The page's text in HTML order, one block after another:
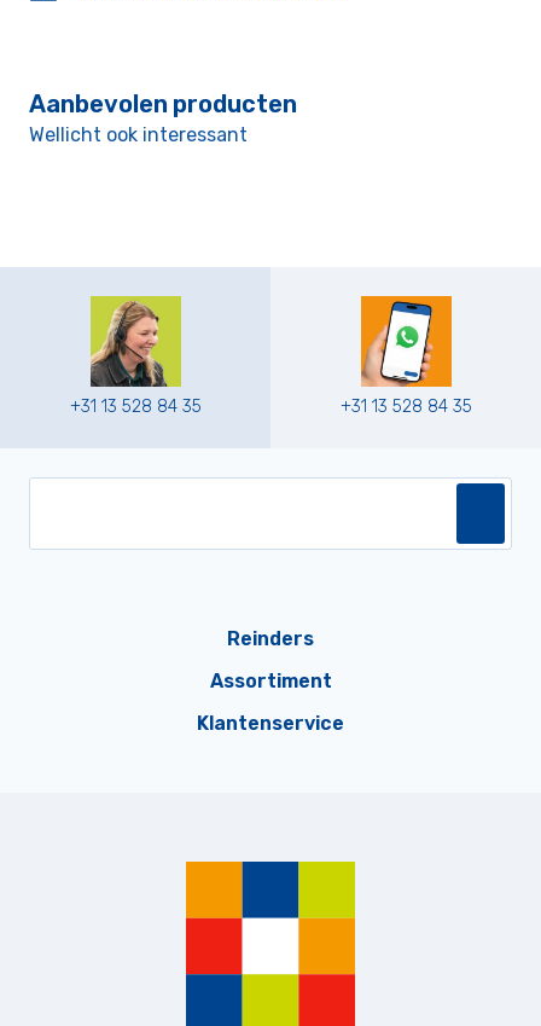
Aanbevolen producten
Wellicht ook interessant
+31 13 528 84 35 +31 13 528 84 35
Reinders
Assortiment
Klantenservice